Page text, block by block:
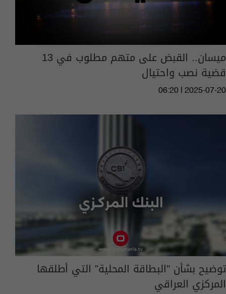
ميسان.. القبض على متهم مطلوب في 13
قضية نصب واحتيال
06:20 | 2025-07-20
توضيح بشأن "البطاقة المحلية" التي أطلقها
المركزي العراقي